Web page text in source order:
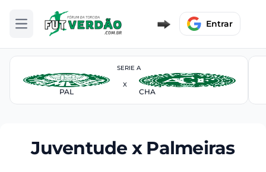
Abrir menu Entrar
SERIE A
PAL
X
CHA
Juventude x Palmeiras